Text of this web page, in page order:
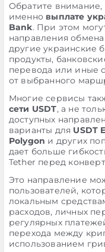
Обратите внимание,
именно выплате
Bank. При этом
направления обмена
другие украинские
продукты,
перевода или иные
от выбранного
Многие сервисы
сети USDT, а не
доступных
варианты для USDT
Polygon и других
дает больше
Tether перед
Это направление
пользователей,
локальным
расходов, личных
регулярных
перехода между
использованием